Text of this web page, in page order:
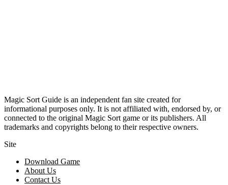
Magic Sort Guide is an independent fan site created for
informational purposes only. It is not affiliated with, endorsed by, or
connected to the original Magic Sort game or its publishers. All
trademarks and copyrights belong to their respective owners.
Site
Download Game
About Us
Contact Us